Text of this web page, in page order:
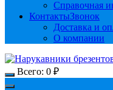
Справочная
КонтактыЗвонок
Доставка и
О компании
Всего: 0 ₽